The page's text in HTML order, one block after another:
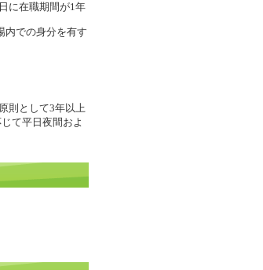
に在職期間が1年
内での身分を有す
則として3年以上
て平日夜間およ